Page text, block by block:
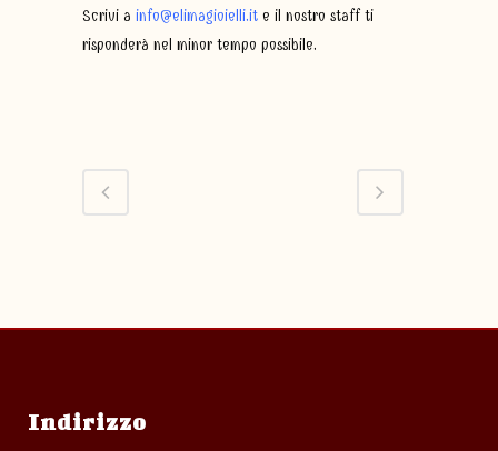
Scrivi a info@elimagioielli.it e il nostro staff ti
risponderà nel minor tempo possibile.
Indirizzo